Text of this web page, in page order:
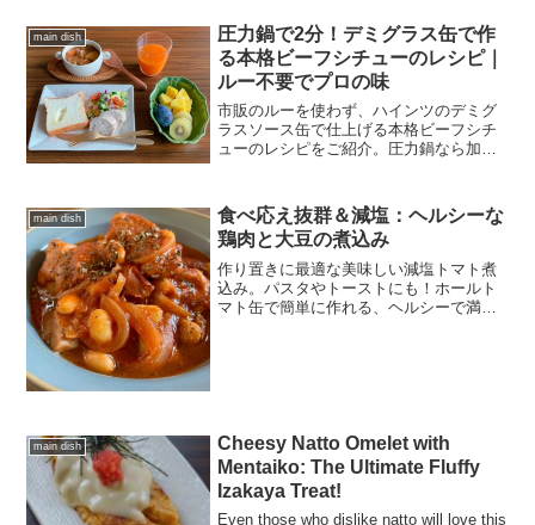
main dish
圧力鍋で2分！デミグラス缶で作
る本格ビーフシチューのレシピ｜
ルー不要でプロの味
市販のルーを使わず、ハインツのデミグ
ラスソース缶で仕上げる本格ビーフシチ
ューのレシピをご紹介。圧力鍋なら加圧
いメークインの扱い方や、お肉の種類に
合わせた加圧時間のコツなど、管理栄養
士が教える失敗しないポイントが満載で
す
main dish
食べ応え抜群＆減塩：ヘルシーな
鶏肉と大豆の煮込み
作り置きに最適な美味しい減塩トマト煮
込み。パスタやトーストにも！ホールト
マト缶で簡単に作れる、ヘルシーで満足
main dish
Cheesy Natto Omelet with
Mentaiko: The Ultimate Fluffy
Izakaya Treat!
Even those who dislike natto will love this